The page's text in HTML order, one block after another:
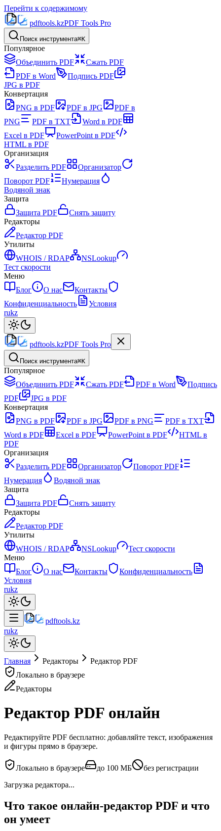
Перейти к содержимому
pdftools.kzPDF Tools Pro
Поиск инструмента⌘K
Популярное
Объединить PDF
Сжать PDF
PDF в Word
Подпись PDF
JPG в PDF
Конвертация
PNG в PDF
PDF в JPG
PDF в
PNG
PDF в TXT
Word в PDF
Excel в PDF
PowerPoint в PDF
HTML в PDF
Организация
Разделить PDF
Организатор
Поворот PDF
Нумерация
Водяной знак
Защита
Защита PDF
Снять защиту
Редакторы
Редактор PDF
Утилиты
WHOIS / RDAP
NSLookup
Тест скорости
Меню
Блог
О нас
Контакты
Конфиденциальность
Условия
rukz
pdftools.kzPDF Tools Pro
Поиск инструмента⌘K
Популярное
Объединить PDF
Сжать PDF PDF в Word
Подпись
PDF
JPG в PDF
Конвертация
PNG в PDF
PDF в JPG PDF в PNG
PDF в TXT
Word в PDF
Excel в PDF PowerPoint в PDF
HTML в
PDF
Организация
Разделить PDF
Организатор
Поворот PDF
Нумерация
Водяной знак
Защита
Защита PDF
Снять защиту
Редакторы
Редактор PDF
Утилиты
WHOIS / RDAP
NSLookup
Тест скорости
Меню
Блог
О нас Контакты
Конфиденциальность
Условия
rukz
pdftools.kz
rukz
Главная Редакторы
Редактор PDF
Локально в браузере
Редакторы
Редактор PDF онлайн
Редактируйте PDF бесплатно: добавляйте текст, изображения
и фигуры прямо в браузере.
Локально в браузере до 100 МБ
без регистрации
Загрузка редактора...
Что такое онлайн-редактор PDF и что
он умеет